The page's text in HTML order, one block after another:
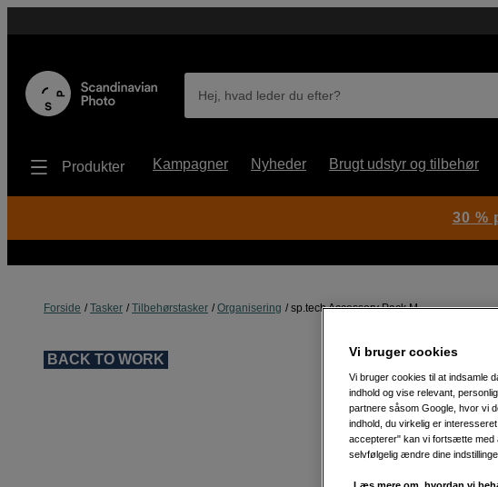
Hej, hvad leder du efter?
Produkter Kampagner Nyheder Brugt udstyr og tilbehør
Forside Tasker Tilbehørstasker Organisering sp.tech Accessory Pack M
BACK TO WORK
30 %
Vi bruger cookies
Vi bruger cookies til at indsamle
indhold og vise relevant,
partnere såsom Google, hvor vi
indhold, du virkelig er
accepterer" kan vi fortsætte med
selvfølgelig ændre dine